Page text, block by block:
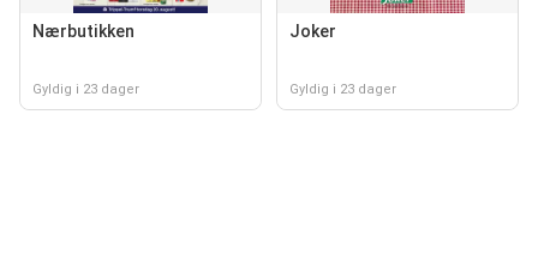
Nærbutikken
Gyldig i 23 dager
Joker
Gyldig i 23 dager